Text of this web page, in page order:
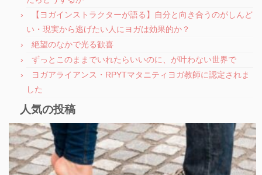
【ヨガインストラクターが語る】自分と向き合うのがしんど
い・現実から逃げたい人にヨガは効果的か？
絶望のなかで光る歓喜
ずっとこのままでいれたらいいのに、が叶わない世界で
ヨガアライアンス・RPYTマタニティヨガ教師に認定されま
した
人気の投稿